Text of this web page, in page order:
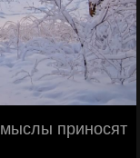
приносят